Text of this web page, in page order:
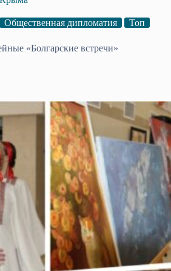
Общественная дипломатия Топ
«Болгарские встречи»